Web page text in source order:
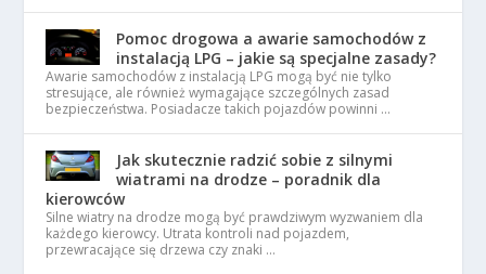
Pomoc drogowa a awarie samochodów z
instalacją LPG – jakie są specjalne zasady?
Awarie samochodów z instalacją LPG mogą być nie tylko
stresujące, ale również wymagające szczególnych zasad
bezpieczeństwa. Posiadacze takich pojazdów powinni …
Jak skutecznie radzić sobie z silnymi
wiatrami na drodze – poradnik dla
kierowców
Silne wiatry na drodze mogą być prawdziwym wyzwaniem dla
każdego kierowcy. Utrata kontroli nad pojazdem,
przewracające się drzewa czy znaki …